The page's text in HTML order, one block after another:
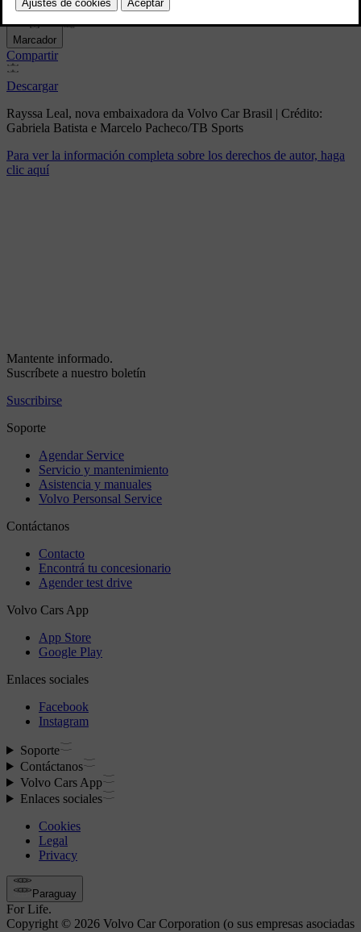
5/13/2025
Marcador
Compartir
Descargar
Rayssa Leal, nova embaixadora da Volvo Car Brasil | Crédito:
Gabriela Batista e Marcelo Pacheco/TB Sports
Para ver la información completa sobre los derechos de autor, haga
clic aquí